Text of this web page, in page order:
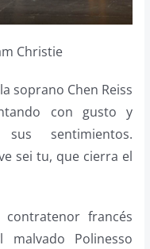
Christie
soprano Chen Reiss
con gusto y
sus sentimientos.
sei tu, que cierra el
francés
malvado Polinesso